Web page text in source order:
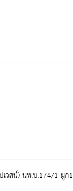
วสน์) นพ.บ.174/1 ผูก1